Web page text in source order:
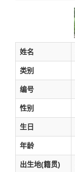
姓名
类别
编号
性别
生日
年龄
出生地(籍贯)